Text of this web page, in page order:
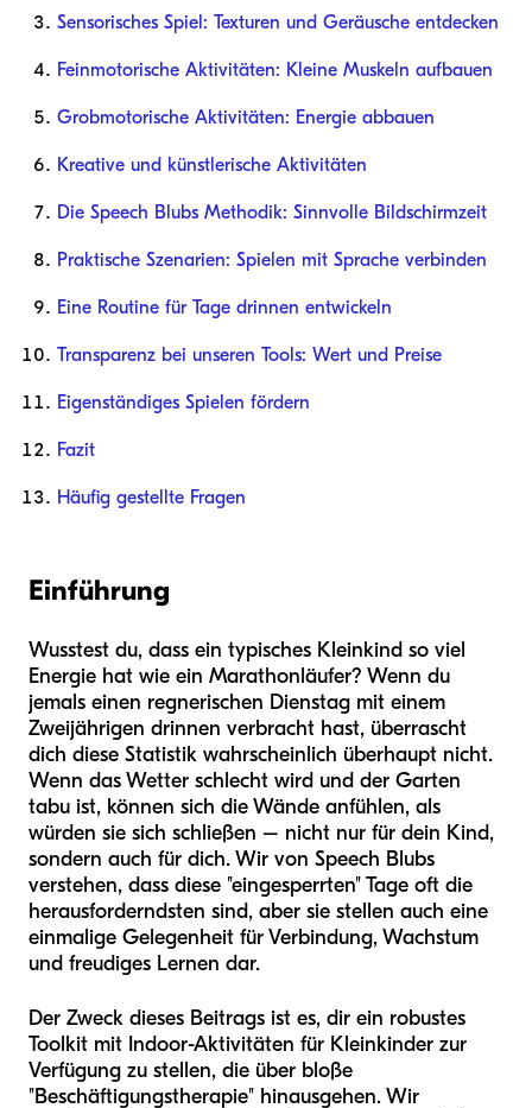
Sensorisches Spiel: Texturen und Geräusche entdecken
Feinmotorische Aktivitäten: Kleine Muskeln aufbauen
Grobmotorische Aktivitäten: Energie abbauen
Kreative und künstlerische Aktivitäten
Die Speech Blubs Methodik: Sinnvolle Bildschirmzeit
Praktische Szenarien: Spielen mit Sprache verbinden
Eine Routine für Tage drinnen entwickeln
Transparenz bei unseren Tools: Wert und Preise
Eigenständiges Spielen fördern
Fazit
Häufig gestellte Fragen
Einführung
Wusstest du, dass ein typisches Kleinkind so viel
Energie hat wie ein Marathonläufer? Wenn du
jemals einen regnerischen Dienstag mit einem
Zweijährigen drinnen verbracht hast, überrascht
dich diese Statistik wahrscheinlich überhaupt nicht.
Wenn das Wetter schlecht wird und der Garten
tabu ist, können sich die Wände anfühlen, als
würden sie sich schließen – nicht nur für dein Kind,
sondern auch für dich. Wir von Speech Blubs
verstehen, dass diese "eingesperrten" Tage oft die
herausforderndsten sind, aber sie stellen auch eine
einmalige Gelegenheit für Verbindung, Wachstum
und freudiges Lernen dar.
Der Zweck dieses Beitrags ist es, dir ein robustes
Toolkit mit Indoor-Aktivitäten für Kleinkinder zur
Verfügung zu stellen, die über bloße
"Beschäftigungstherapie" hinausgehen. Wir